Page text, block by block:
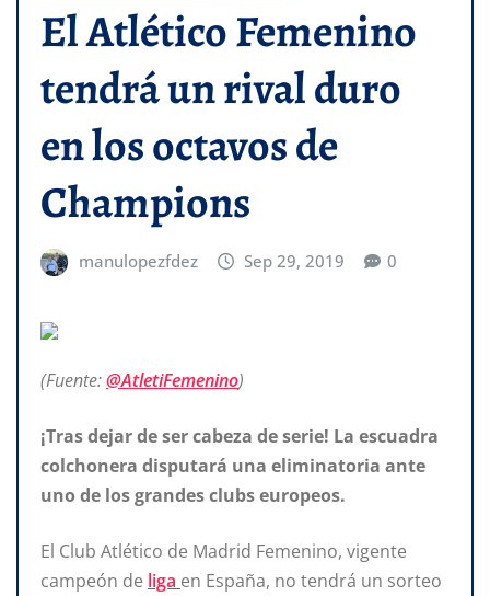
El Atlético Femenino
tendrá un rival duro
en los octavos de
Champions
manulopezfdez Sep 29, 2019 0
(Fuente:@AtletiFemenino)
¡Tras dejar de ser cabeza de serie! La escuadra
colchonera disputará una eliminatoria ante
uno de los grandes clubs europeos.
El Club Atlético de Madrid Femenino, vigente
campeón de liga en España, no tendrá un sorteo